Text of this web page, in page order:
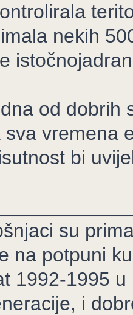
nekih
od dobrih
sva vremena
bi
su
na potpuni
1992-1995
i